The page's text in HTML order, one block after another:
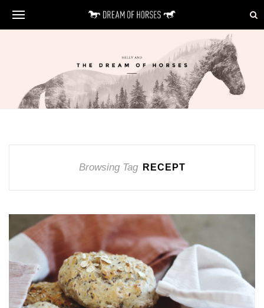
Browsing Tag RECEPT